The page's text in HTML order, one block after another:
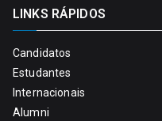
LINKS RÁPIDOS
Candidatos
Estudantes
Internacionais
Alumni